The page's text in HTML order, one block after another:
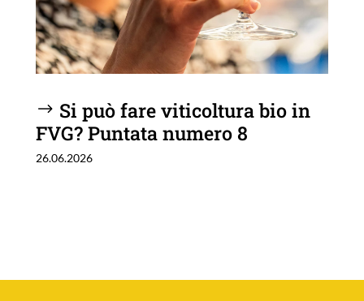
Si può fare viticoltura bio in
FVG? Puntata numero 8
26.06.2026